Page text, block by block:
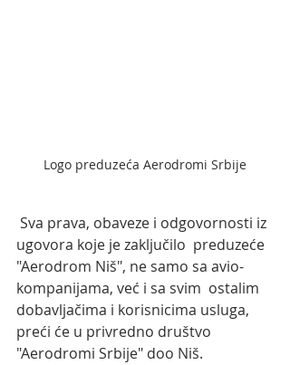
Logo preduzeća Aerodromi Srbije
ugovora koje je zaključilo  preduzeće
"Aerodrom Niš", ne samo sa avio-
kompanijama, već i sa svim  ostalim
dobavljačima i korisnicima usluga,
preći će u privredno društvo
"Aerodromi Srbije" doo Niš.